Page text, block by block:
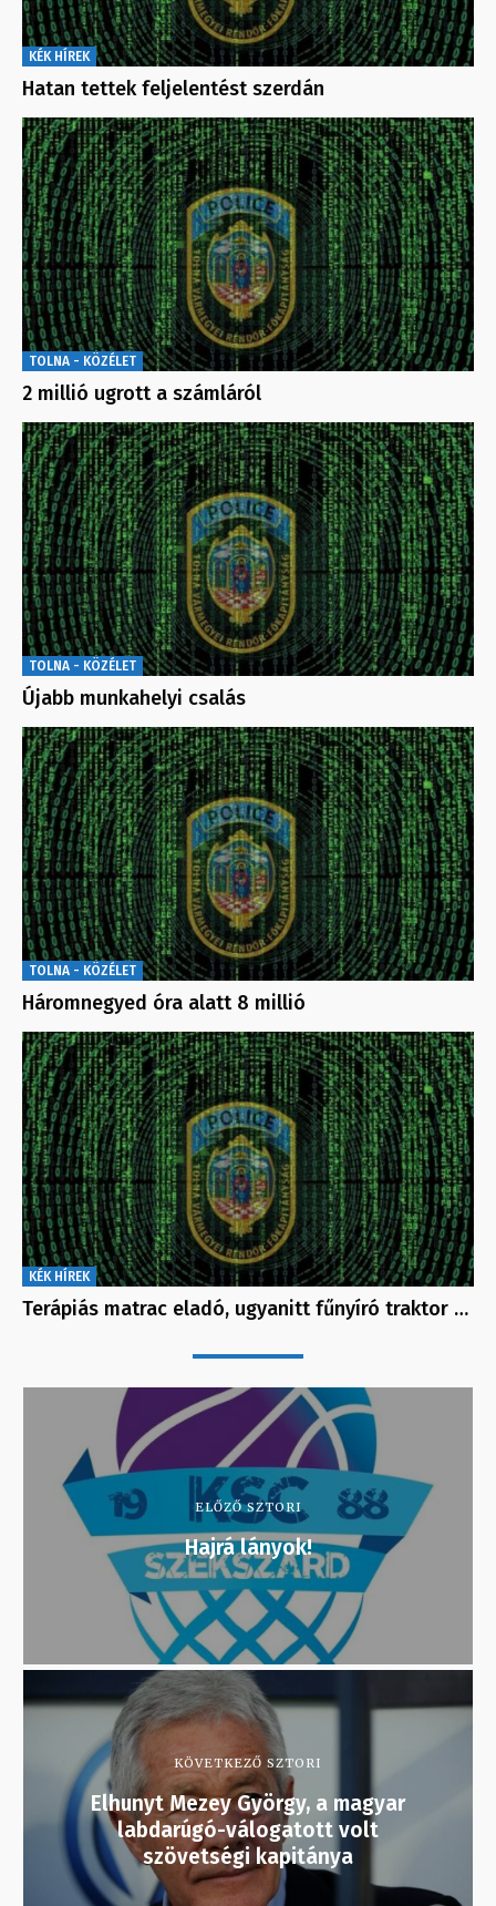
KÉK HÍREK
Hatan tettek feljelentést szerdán
TOLNA - KÖZÉLET
2 millió ugrott a számláról
TOLNA - KÖZÉLET
Újabb munkahelyi csalás
TOLNA - KÖZÉLET
Háromnegyed óra alatt 8 millió
KÉK HÍREK
Terápiás matrac eladó, ugyanitt fűnyíró traktor …
ELŐZŐ SZTORI
Hajrá lányok!
KÖVETKEZŐ SZTORI
Elhunyt Mezey György, a magyar
labdarúgó-válogatott volt
szövetségi kapitánya